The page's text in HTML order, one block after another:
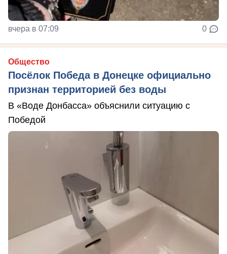
вчера в 07:09 0
Общество
Посёлок Победа в Донецке официально
признан территорией без воды
В «Воде Донбасса» объяснили ситуацию с
Победой